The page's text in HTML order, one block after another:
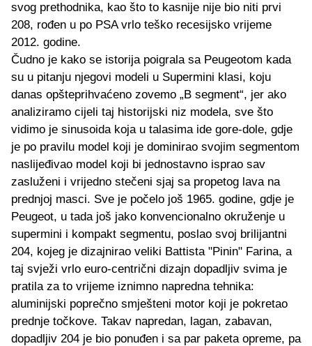
svog prethodnika, kao što to kasnije nije bio niti prvi
208, rođen u po PSA vrlo teško recesijsko vrijeme
2012. godine.
Čudno je kako se istorija poigrala sa Peugeotom kada
su u pitanju njegovi modeli u Supermini klasi, koju
danas opšteprihvaćeno zovemo „B segment“, jer ako
analiziramo cijeli taj historijski niz modela, sve što
vidimo je sinusoida koja u talasima ide gore-dole, gdje
je po pravilu model koji je dominirao svojim segmentom
naslijeđivao model koji bi jednostavno isprao sav
zasluženi i vrijedno stečeni sjaj sa propetog lava na
prednjoj masci. Sve je počelo još 1965. godine, gdje je
Peugeot, u tada još jako konvencionalno okruženje u
supermini i kompakt segmentu, poslao svoj brilijantni
204, kojeg je dizajnirao veliki Battista "Pinin" Farina, a
taj svježi vrlo euro-centrični dizajn dopadljiv svima je
pratila za to vrijeme iznimno napredna tehnika:
aluminijski poprečno smješteni motor koji je pokretao
prednje točkove. Takav napredan, lagan, zabavan,
dopadljiv 204 je bio ponuđen i sa par paketa opreme, pa